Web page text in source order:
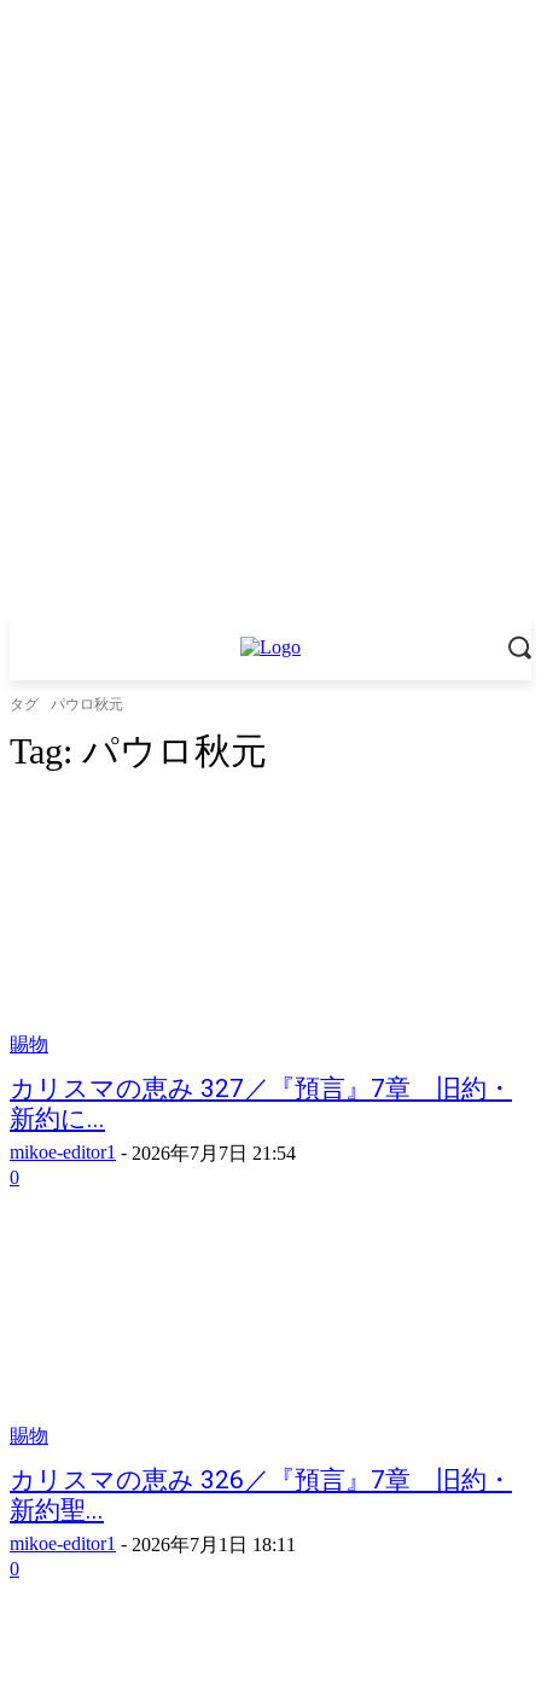
タグ パウロ秋元
Tag: パウロ秋元
賜物
カリスマの恵み 327／『預言』7章 旧約・
新約に...
mikoe-editor1 - 2026年7月7日 21:54
0
賜物
カリスマの恵み 326／『預言』7章 旧約・
新約聖...
mikoe-editor1 - 2026年7月1日 18:11
0